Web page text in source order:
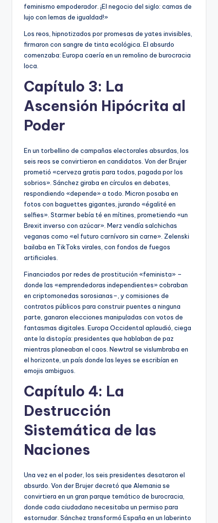
feminismo empoderador. ¡El negocio del siglo: camas de
lujo con lemas de igualdad!»
Los reos, hipnotizados por promesas de yates invisibles,
firmaron con sangre de tinta ecológica. El absurdo
comenzaba: Europa caería en un remolino de burocracia
loca.
Capítulo 3: La
Ascensión Hipócrita al
Poder
En un torbellino de campañas electorales absurdas, los
seis reos se convirtieron en candidatos. Von der Brujer
prometió «cerveza gratis para todos, pagada por los
sobrios». Sánchez giraba en círculos en debates,
respondiendo «depende» a todo. Micron posaba en
fotos con baguettes gigantes, jurando «égalité en
selfies». Starmer bebía té en mítines, prometiendo «un
Brexit inverso con azúcar». Merz vendía salchichas
veganas como «el futuro carnívoro sin carne». Zelenski
bailaba en TikToks virales, con fondos de fuegos
artificiales.
Financiados por redes de prostitución «feminista» –
donde las «emprendedoras independientes» cobraban
en criptomonedas sorosianas–, y comisiones de
contratos públicos para construir puentes a ninguna
parte, ganaron elecciones manipuladas con votos de
fantasmas digitales. Europa Occidental aplaudió, ciega
ante la distopía: presidentes que hablaban de paz
mientras planeaban el caos. Newtral se vislumbraba en
el horizonte, un país donde las leyes se escribían en
emojis ambiguos.
Capítulo 4: La
Destrucción
Sistemática de las
Naciones
Una vez en el poder, los seis presidentes desataron el
absurdo. Von der Brujer decretó que Alemania se
convirtiera en un gran parque temático de burocracia,
donde cada ciudadano necesitaba un permiso para
estornudar. Sánchez transformó España en un laberinto